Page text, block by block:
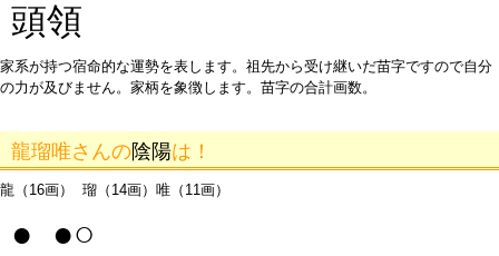
頭領
家系が持つ宿命的な運勢を表します。祖先から受け継いだ苗字ですので自分
の力が及びません。家柄を象徴します。苗字の合計画数。
龍瑠唯さんの陰陽は！
龍（16画） 瑠（14画）唯（11画）
● ●○